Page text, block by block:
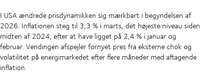
I USA ændrede prisdynamikken sig mærkbart i begyndelsen af
2026. Inflationen steg til 3,3 % i marts, det højeste niveau siden
midten af 2024, efter at have ligget på 2,4 % i januar og
februar. Vendingen afspejler fornyet pres fra eksterne chok og
volatilitet på energimarkedet efter flere måneder med aftagende
inflation.